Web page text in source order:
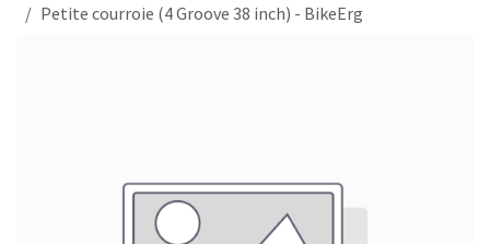
Petite courroie (4 Groove 38 inch) - BikeErg